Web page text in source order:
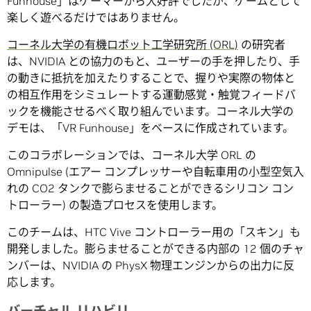
楽しく遊べるだけではありません。
コーネル大学の有機ロボット工学研究所 (ORL) の研究者
は、NVIDIA との協力のもと、ユーザーの手を押したり、手
の動きに抵抗を加えたりすることで、握りや実際の物体と
の相互作用をシミュレートする運動感覚・触覚フィードバ
ックを機能させるべく取り組んでいます。コーネル大学の
デモは、「VR Funhouse」をベースに作成されています。
このコラボレーションでは、コーネル大学 ORL の
Omnipulse (エアー コンプレッサーや自転車用の小型空気入
れの CO2 タンクで膨らませることができるシリコン コン
トローラー) の製造プロセスを使用します。
このチームは、HTC Vive コントローラー用の「スキン」も
開発しました。膨らませることができる内部の 12 個のチャ
ンバーは、NVIDIA の PhysX 物理エンジンからの出力に反
応します。